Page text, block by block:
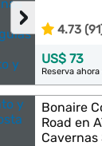
› 4.73
US$ 73
Reserva
Bonaire
Road en
Cavernas